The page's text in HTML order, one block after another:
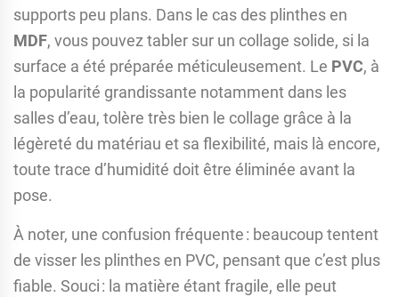
supports peu plans. Dans le cas des plinthes en
MDF, vous pouvez tabler sur un collage solide, si la
surface a été préparée méticuleusement. Le PVC, à
la popularité grandissante notamment dans les
salles d’eau, tolère très bien le collage grâce à la
légèreté du matériau et sa flexibilité, mais là encore,
toute trace d’humidité doit être éliminée avant la
pose.
À noter, une confusion fréquente : beaucoup tentent
de visser les plinthes en PVC, pensant que c’est plus
fiable. Souci : la matière étant fragile, elle peut